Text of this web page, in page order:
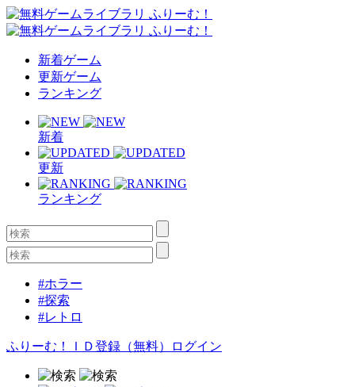
新着ゲーム
更新ゲーム
ランキング
新着
更新
ランキング
#ホラー
#探索
#レトロ
ふりーむ！ＩＤ登録（無料） ログイン